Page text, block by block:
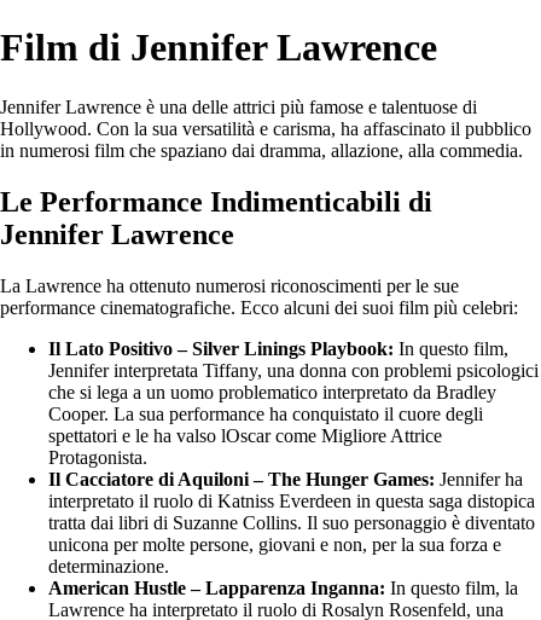
Film di Jennifer Lawrence
Jennifer Lawrence è una delle attrici più famose e talentuose di
Hollywood. Con la sua versatilità e carisma, ha affascinato il pubblico
in numerosi film che spaziano dai dramma, allazione, alla commedia.
Le Performance Indimenticabili di
Jennifer Lawrence
La Lawrence ha ottenuto numerosi riconoscimenti per le sue
performance cinematografiche. Ecco alcuni dei suoi film più celebri:
Il Lato Positivo – Silver Linings Playbook: In questo film,
Jennifer interpretata Tiffany, una donna con problemi psicologici
che si lega a un uomo problematico interpretato da Bradley
Cooper. La sua performance ha conquistato il cuore degli
spettatori e le ha valso lOscar come Migliore Attrice
Protagonista.
Il Cacciatore di Aquiloni – The Hunger Games: Jennifer ha
interpretato il ruolo di Katniss Everdeen in questa saga distopica
tratta dai libri di Suzanne Collins. Il suo personaggio è diventato
unicona per molte persone, giovani e non, per la sua forza e
determinazione.
American Hustle – Lapparenza Inganna: In questo film, la
Lawrence ha interpretato il ruolo di Rosalyn Rosenfeld, una